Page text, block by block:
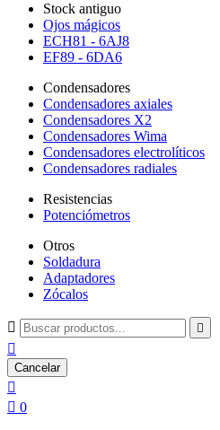
Stock antiguo
Ojos mágicos
ECH81 - 6AJ8
EF89 - 6DA6
Condensadores
Condensadores axiales
Condensadores X2
Condensadores Wima
Condensadores electrolíticos
Condensadores radiales
Resistencias
Potenciómetros
Otros
Soldadura
Adaptadores
Zócalos
 

Cancelar

 0